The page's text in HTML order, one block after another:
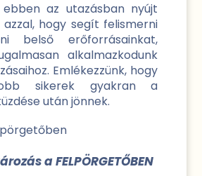
az utazásban nyújt
hogy segít felismerni
belső erőforrásainkat,
alkalmazkodunk
Emlékezzünk, hogy
sikerek gyakran a
után jönnek.
a FELPÖRGETŐBEN